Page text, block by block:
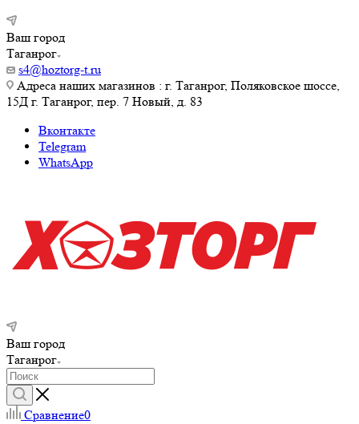
Ваш город
Таганрог
s4@hoztorg-t.ru
Адреса наших магазинов : г. Таганрог, Поляковское шоссе,
15Д г. Таганрог, пер. 7 Новый, д. 83
Вконтакте
Telegram
WhatsApp
Ваш город
Таганрог
Сравнение0